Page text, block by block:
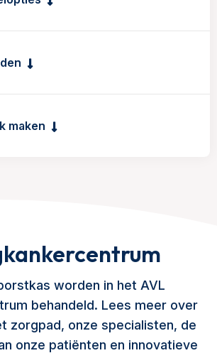
maken
worden in het AVL
behandeld. Lees meer over
zorgpad, onze specialisten, de
onze patiënten en innovatieve